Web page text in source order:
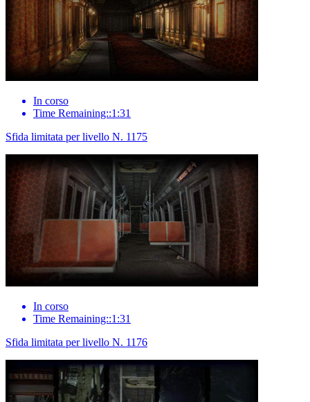
In corso
Time Remaining::1:31
Sfida limitata per livello N. 1175
In corso
Time Remaining::1:31
Sfida limitata per livello N. 1176